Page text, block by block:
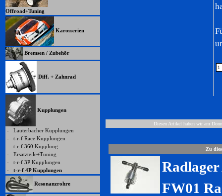
Offroad+Tuning
Karosserien
Bremsen / Zubehör
Diff. + Zahnrad
Kupplungen
- Lauterbacher Kupplungen
- t-r-f Race Kupplungen
- t-r-f 360 Kupplung
- Ersatzteile+Tuning
- t-r-f 3P Kupplungen
- t-r-f 4P Kupplungen
Resonanzrohre
Diesen Artikel haben wir am
Zu
FW01